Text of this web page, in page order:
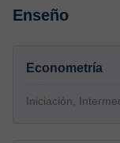
Enseño
Econometría
Iniciación,